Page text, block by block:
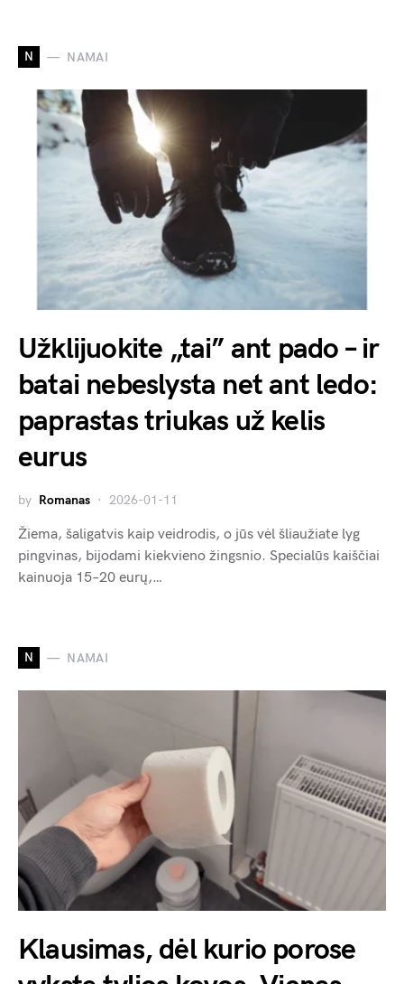
N NAMAI
Užklijuokite „tai” ant pado – ir
batai nebeslysta net ant ledo:
paprastas triukas už kelis
eurus
by Romanas 2026-01-11
Žiema, šaligatvis kaip veidrodis, o jūs vėl šliaužiate lyg
pingvinas, bijodami kiekvieno žingsnio. Specialūs kaiščiai
kainuoja 15–20 eurų,…
N NAMAI
Klausimas, dėl kurio porose